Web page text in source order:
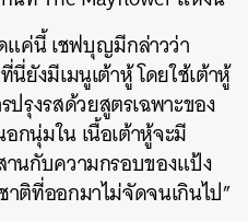
ค่นี้ เชฟบุญมีกล่าวว่า
ยังมีเมนูเต้าหู้ โดยใช้เต้าหู้
รุงรสด้วยสูตรเฉพาะของ
กนุ่มใน เนื้อเต้าหู้จะมี
นกับความกรอบของแป้ง
ติที่ออกมาไม่จัดจนเกินไป”
LINE EMAIL